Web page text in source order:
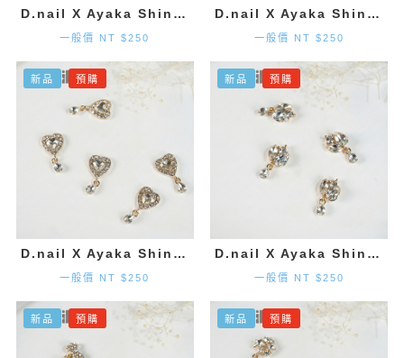
D.nail X Ayaka Shinohara 花朵墜飾-金色 (2入)
一般價 NT $250
D.nail X Ayaka Shinohara 造型墜飾-金色 (2入)
一般價 NT $250
新品 預購
D.nail X Ayaka Shinohara 愛心墜飾-金色 (2入)
一般價 NT $250
新品 預購
D.nail X Ayaka Shinohara 造型墜飾-金色 (2入)
一般價 NT $250
新品 預購 新品 預購